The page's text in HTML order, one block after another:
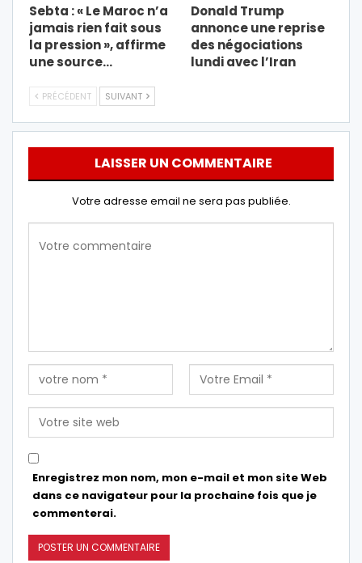
Sebta : « Le Maroc n’a
jamais rien fait sous
la pression », affirme
une source…
Donald Trump
annonce une reprise
des négociations
lundi avec l’Iran
PRÉCÉDENT SUIVANT
LAISSER UN COMMENTAIRE
Votre adresse email ne sera pas publiée.
Enregistrez mon nom, mon e-mail et mon site Web
dans ce navigateur pour la prochaine fois que je
commenterai.